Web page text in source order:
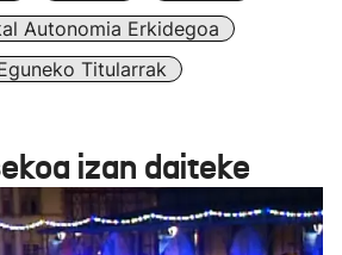
Autonomia Erkidegoa
Titularrak
izan daiteke